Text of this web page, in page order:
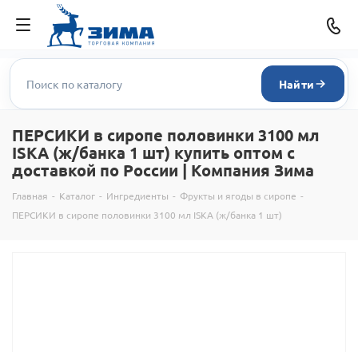
Найти
ПЕРСИКИ в сиропе половинки 3100 мл
ISKA (ж/банка 1 шт) купить оптом с
доставкой по России | Компания Зима
Главная - Каталог - Ингредиенты - Фрукты и ягоды в сиропе -
ПЕРСИКИ в сиропе половинки 3100 мл ISKA (ж/банка 1 шт)